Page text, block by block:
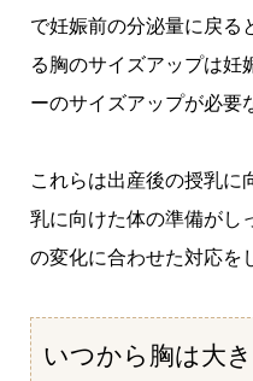
で妊娠前の分泌量に戻る
る胸のサイズアップは妊
ーのサイズアップが必要
これらは出産後の授乳に
乳に向けた体の準備がし
の変化に合わせた対応を
いつから胸は大